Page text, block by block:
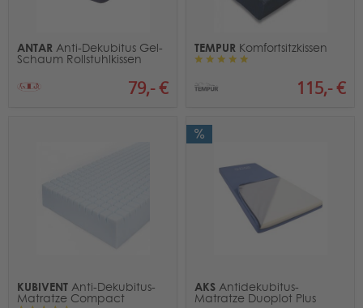
ANTAR Anti-Dekubitus Gel-
Schaum Rollstuhlkissen
79,- €
TEMPUR Komfortsitzkissen
115,- €
KUBIVENT Anti-Dekubitus-
Matratze Compact
AKS Antidekubitus-
Matratze Duoplot Plus